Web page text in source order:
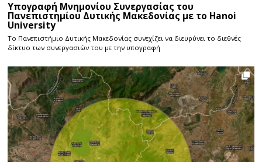
Υπογραφή Μνημονίου Συνεργασίας του
Πανεπιστημίου Δυτικής Μακεδονίας με το Hanoi
University
Το Πανεπιστήμιο Δυτικής Μακεδονίας συνεχίζει να διευρύνει το διεθνές
δίκτυο των συνεργασιών του με την υπογραφή